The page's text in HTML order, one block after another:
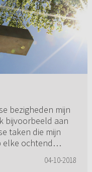
bezigheden mijn
bijvoorbeeld aan
taken die mijn
elke ochtend
04-10-2018